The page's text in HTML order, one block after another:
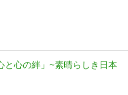
と心の絆」~素晴らしき日本